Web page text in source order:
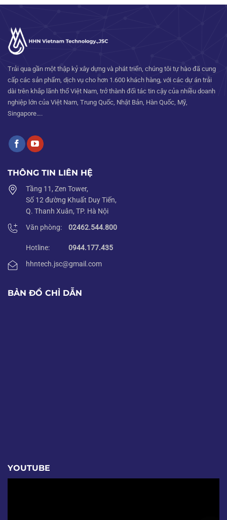
Trải qua gần một thập kỷ xây dựng và phát triển, chúng tôi tự hào đã cung
cấp các sản phẩm, dịch vụ cho hơn 1.600 khách hàng, với các dự án trải
dài trên khắp lãnh thổ Việt Nam, trở thành đối tác tin cậy của nhiều doanh
nghiệp lớn của Việt Nam, Trung Quốc, Nhật Bản, Hàn Quốc, Mỹ,
Singapore….
THÔNG TIN LIÊN HỆ
Tầng 11, Zen Tower,
Số 12 đường Khuất Duy Tiến,
Q. Thanh Xuân, TP. Hà Nội
Văn phòng:
02462.544.800
Hotline:
0944.177.435
hhntech.jsc@gmail.com
BẢN ĐỒ CHỈ DẪN
YOUTUBE